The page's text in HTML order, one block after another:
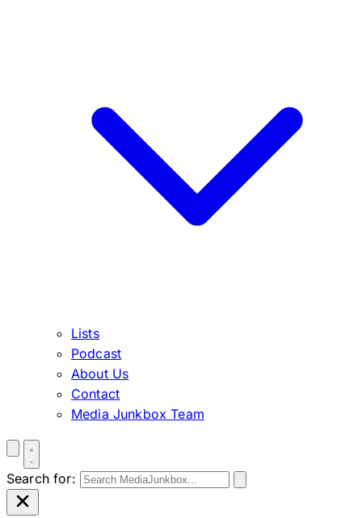
Lists
Podcast
About Us
Contact
Media Junkbox Team
Search for: